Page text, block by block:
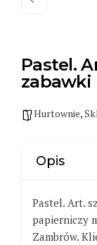
Pastel.
zabawki
Hurtownie,
Opis
Pastel. Art.
papierniczy
Zambrów.